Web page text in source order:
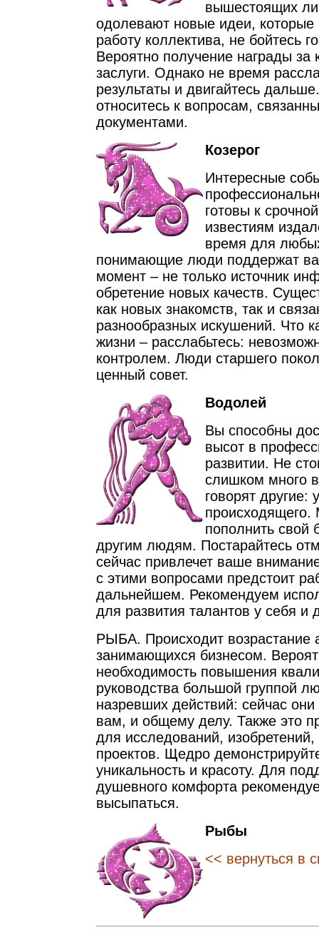
вышестоящих
одолевают новые идеи,
работу коллектива, не бойтесь
Вероятно получение награды за
заслуги. Однако не время
результаты и двигайтесь
относитесь к вопросам,
документами.
Козерог
Интересные
готовы к
известиям
время для
понимающие люди поддержат
момент – не только источник
обретение новых качеств.
как новых знакомств, так и
разнообразных искушений. Что
жизни – расслабьтесь:
контролем. Люди старшего
ценный совет.
Водолей
Вы способны
высот в
развитии. Не
слишком много
говорят другие:
происходящего.
пополнить свой
другим людям. Постарайтесь
сейчас привлечет ваше
с этими вопросами предстоит
дальнейшем. Рекомендуем
для развития талантов у себя и
РЫБА. Происходит возрастание
занимающихся бизнесом.
необходимость повышения
руководства большой группой
назревших действий: сейчас
вам, и общему делу. Также это
для исследований, изобретений,
проектов. Щедро
уникальность и красоту. Для
душевного комфорта
высыпаться.
Рыбы
<< вернуться в